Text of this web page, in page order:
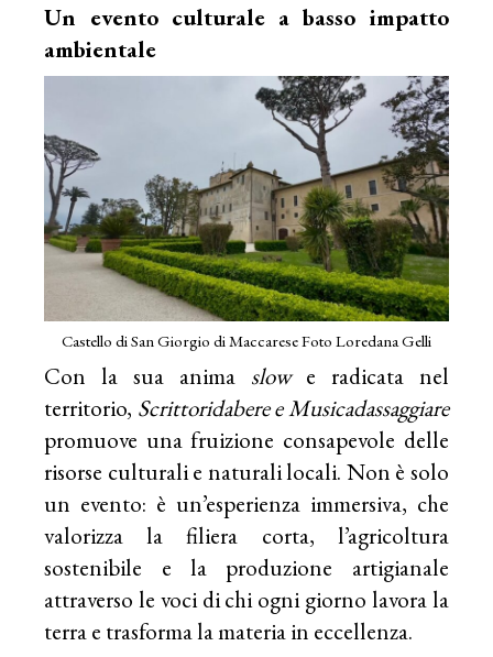
Un evento culturale a basso impatto
ambientale
Castello di San Giorgio di Maccarese Foto Loredana Gelli
Con la sua anima slowe radicata nel
territorio, Scrittoridabere e Musicadassaggiare
promuove una fruizione consapevole delle
risorse culturali e naturali locali. Non è solo
un evento: è un’esperienza immersiva, che
valorizza la filiera corta, l’agricoltura
sostenibile e la produzione artigianale
attraverso le voci di chi ogni giorno lavora la
terra e trasforma la materia in eccellenza.